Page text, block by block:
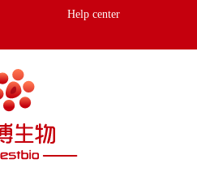
Help center